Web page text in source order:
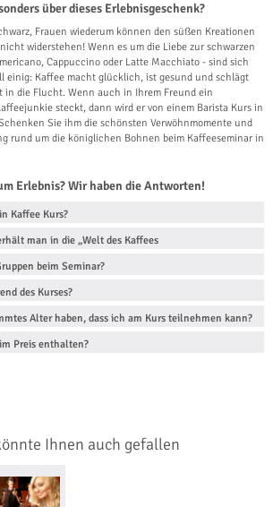
über dieses Erlebnisgeschenk?
Frauen wiederum können den süßen Kreationen
widerstehen! Wenn es um die Liebe zur schwarzen
Cappuccino oder Latte Macchiato - sind sich
einig: Kaffee macht glücklich, ist gesund und schlägt
in die Flucht. Wenn auch in Ihrem Freund ein
steckt, dann wird er von einem Barista Kurs in
Sie ihm die schönsten Verwöhnmomente und
rund um die königlichen Bohnen beim Kaffeeseminar in
Erlebnis? Wir haben die Antworten!
Kaffee Kurs?
man in die „Welt des Kaffees
beim Seminar?
des Kurses?
Alter haben, dass ich am Kurs teilnehmen kann?
Preis enthalten?
Ihnen auch gefallen